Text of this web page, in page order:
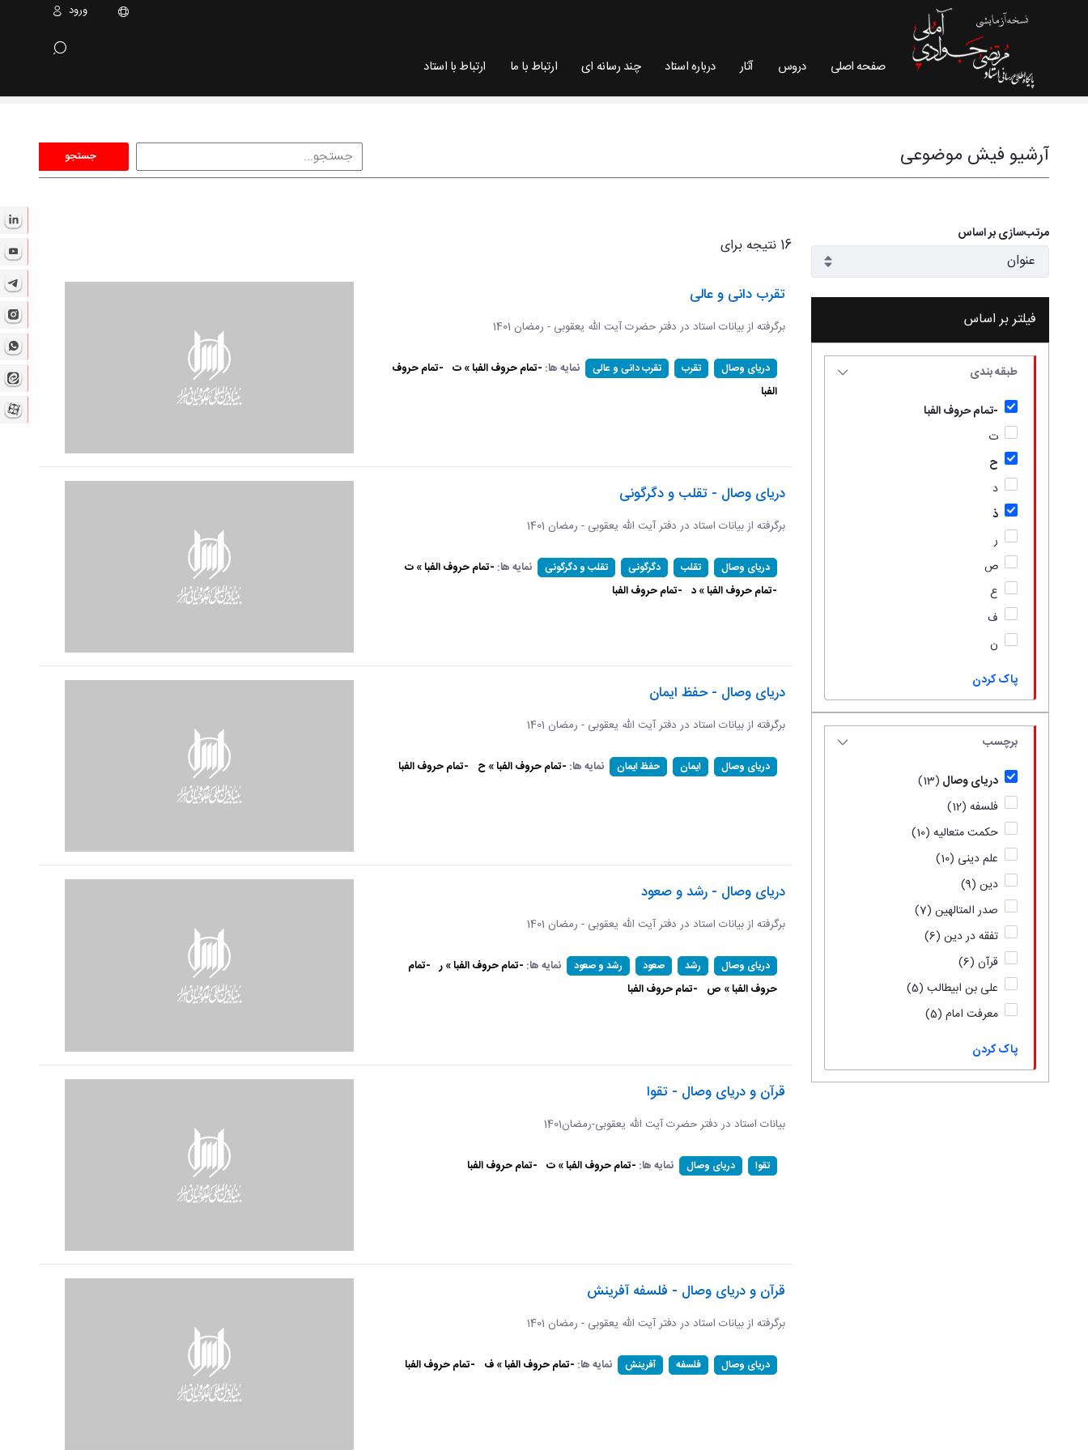
ورود
صفحه اصلی دروس آثار درباره استاد چند رسانه ای ارتباط با ما ارتباط با استاد
آرشیو فیش موضوعی
جستجو
مرتب‌سازی بر اساس
فیلتر بر اساس
طبقه بندی
-تمام حروف الفبا
ت
ح
د
ذ
ر
ص
ع
ف
ن
پاک کردن
برچسب
دریای وصال (13)
فلسفه (12)
حکمت متعالیه (10)
علم دینی (10)
دین (9)
صدر المتالهین (7)
تفقه در دین (6)
قرآن (6)
علی بن ابیطالب (5)
معرفت امام (5)
پاک کردن
16 نتیجه برای
تقرب دانی و عالی
برگرفته از بیانات استاد در دفتر حضرت آیت الله یعقوبی - رمضان 1401
دریای وصال تقرب تقرب دانی و عالی نمایه ها: -تمام حروف الفبا » ت -تمام حروف
الفبا
دریای وصال - تقلب و دگرگونی
برگرفته از بیانات استاد در دفتر آیت الله یعقوبی - رمضان 1401
دریای وصال تقلب دگرگونی تقلب و دگرگونی نمایه ها: -تمام حروف الفبا » ت
-تمام حروف الفبا » د -تمام حروف الفبا
دریای وصال - حفظ ایمان
برگرفته از بیانات استاد در دفتر آیت الله یعقوبی - رمضان 1401
دریای وصال ایمان حفظ ایمان نمایه ها: -تمام حروف الفبا » ح -تمام حروف الفبا
دریای وصال - رشد و صعود
برگرفته از بیانات استاد در دفتر آیت الله یعقوبی - رمضان 1401
دریای وصال رشد صعود رشد و صعود نمایه ها: -تمام حروف الفبا » ر -تمام
حروف الفبا » ص -تمام حروف الفبا
قرآن و دریای وصال - تقوا
بیانات استاد در دفتر حضرت آیت الله یعقوبی-رمضان1401
تقوا دریای وصال نمایه ها: -تمام حروف الفبا » ت -تمام حروف الفبا
قرآن و دریای وصال - فلسفه آفرینش
برگرفته از بیانات استاد در دفتر آیت الله یعقوبی - رمضان 1401
دریای وصال فلسفه آفرینش نمایه ها: -تمام حروف الفبا » ف -تمام حروف الفبا